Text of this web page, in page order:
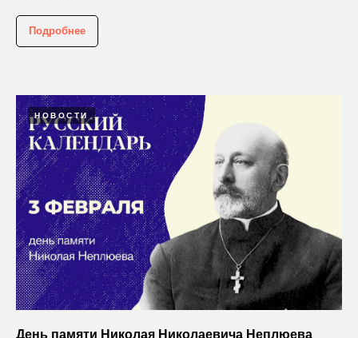
Подробнее
НОВОСТИ
День памяти Николая Николаевича Неплюева